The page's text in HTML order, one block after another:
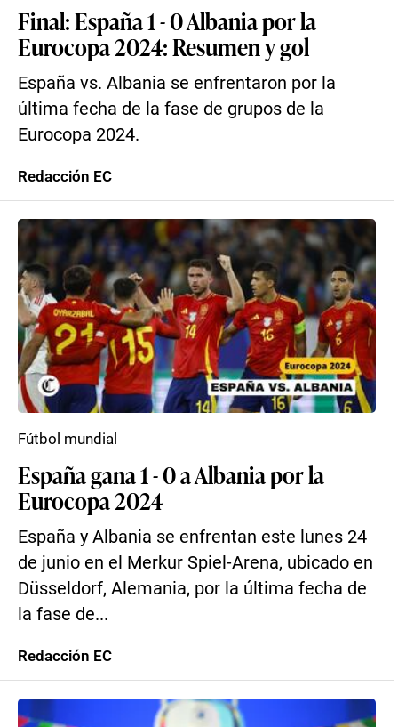
Final: España 1 - 0 Albania por la
Eurocopa 2024: Resumen y gol
España vs. Albania se enfrentaron por la
última fecha de la fase de grupos de la
Eurocopa 2024.
Redacción EC
España gana 1 - 0 a Albania por la
Eurocopa 2024
España y Albania se enfrentan este lunes 24
de junio en el Merkur Spiel-Arena, ubicado en
Düsseldorf, Alemania, por la última fecha de
la fase de...
Fútbol mundial
Redacción EC